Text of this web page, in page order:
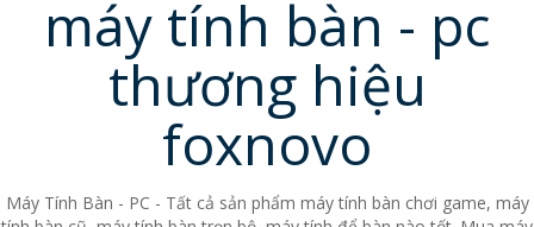
máy tính bàn - pc
thương hiệu
foxnovo
Máy Tính Bàn - PC - Tất cả sản phẩm máy tính bàn chơi game, máy